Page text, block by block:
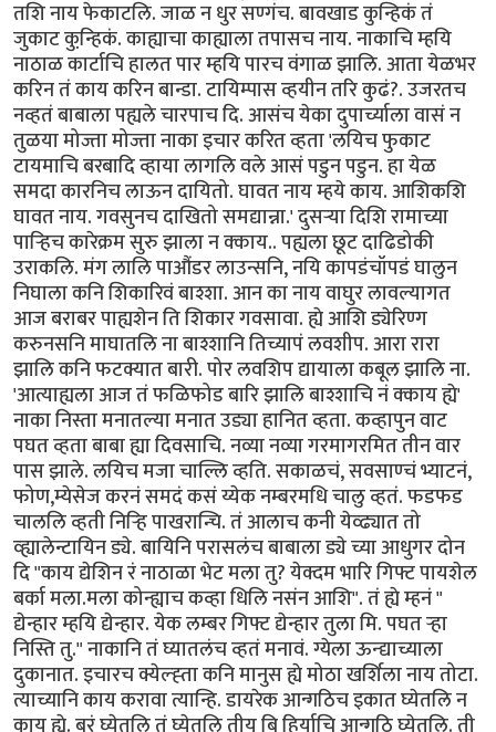
तशि नाय फेकाटलि. जाळ न धुर सण्गंच. बावखाड कुन्हिकं तं
जुकाट कुन्हि़कं. काह्याचा काह्याला तपासच नाय. नाकाचि म्हयि
नाठाळ कार्टाचि हालत पार म्हयि पारच वंगाळ झालि. आता येळभर
करिन तं काय करिन बान्डा. टायिम्पास व्हयीन तरि कुढं?. उजरतच
नव्हतं बाबाला पह्यले चारपाच दि. आसंच येका दुपार्च्याला वासं न
तुळया मोज्ता मोज्ता नाका इचार करित व्हता 'लयिच फुकाट
टायमाचि बरबादि व्हाया लागलि वले आसं पडुन पडुन. हा येळ
समदा कारनिच लाऊन दायितो. घावत नाय म्हये काय. आशिकशि
घावत नाय. गवसुनच दाखितो समद्यान्ना.' दुसर्‍या दिशि रामाच्या
पार्‍हिच कारेक्रम सुरु झाला न क्काय.. पह्यला छूट दाढिडोकी
उराकलि. मंग लालि पाऔंडर लाउन्सनि, नयि कापडंचॉपडं घालुन
निघाला कनि शिकारिवं बाश्शा. आन का नाय वाघुर लावल्यागत
आज बराबर पाह्यशेन ति शिकार गवसावा. ह्ये आशि ड्येरिण्ग
करुनसनि माघातलि ना बाश्शानि तिच्यापं लवशीप. आरा रारा
झालि कनि फटक्यात बारी. पोर लवशिप द्यायाला कबूल झालि ना.
'आत्याह्यला आज तं फळिफोड बारि झालि बाश्शाचि नं क्काय ह्ये'
नाका निस्ता मनातल्या मनात उड्या हानित व्हता. कव्हापुन वाट
पघत व्हता बाबा ह्या दिवसाचि. नव्या नव्या गरमागरमित तीन वार
पास झाले. लयिच मजा चाल्लि व्हति. सकाळचं, सवसाण्चं भ्याटनं,
फोण,म्येसेज करनं समदं कसं य्येक नम्बरमधि चालु व्हतं. फडफड
चाललि व्हती निर्‍हि पाखरान्चि. तं आलाच कनी येव्ढ्यात तो
व्ह्यालेन्टायिन ड्ये. बायिनि परासलंच बाबाला ड्ये च्या आधुगर दोन
दि "काय द्येशिन रं नाठाळा भेट मला तु? येक्दम भारि गिफ्ट पायशेल
बर्का मला.मला कोन्ह्याच कव्हा धिलि नसंन आशि". तं ह्ये म्हनं "
द्येन्हार म्हयि द्येन्हार. येक लम्बर गिफ्ट द्येन्हार तुला मि. पघत र्‍हा
निस्ति तु." नाकानि तं घ्यातलंच व्हतं मनावं. ग्येला ऊन्द्याच्याला
दुकानात. इचारच क्येल्ह्ता कनि मानुस ह्ये मोठा खर्शिला नाय तोटा.
त्याच्यानि काय करावा त्यान्हि. डायरेक आन्गठिच इकात घ्येतलि न